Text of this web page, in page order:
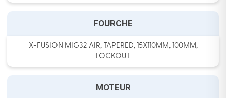
FOURCHE
X-FUSION MIG32 AIR, TAPERED, 15X110MM, 100MM,
LOCKOUT
MOTEUR